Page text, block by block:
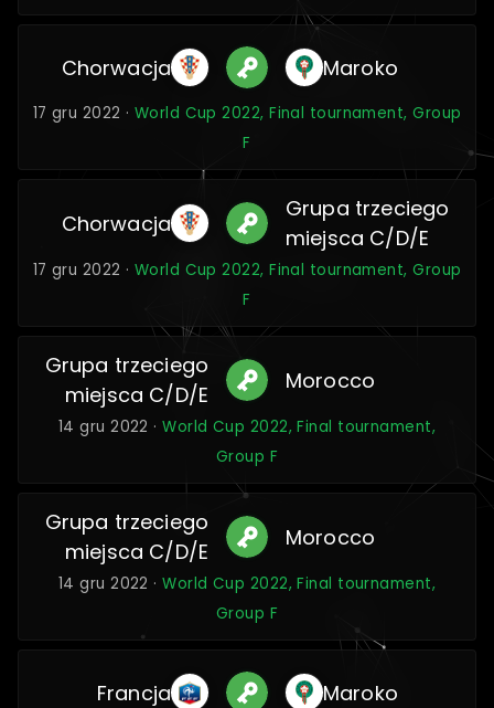
Chorwacja Maroko
17 gru 2022 · World Cup 2022, Final tournament, Group
F
Chorwacja
Grupa trzeciego
miejsca C/D/E
17 gru 2022 · World Cup 2022, Final tournament, Group
F
Grupa trzeciego
miejsca C/D/E
Morocco
14 gru 2022 ·World Cup 2022, Final tournament,
Group F
Grupa trzeciego
miejsca C/D/E
Morocco
14 gru 2022 ·World Cup 2022, Final tournament,
Group F
Francja Maroko